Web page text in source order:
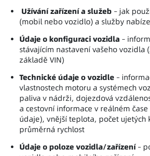
Užívání zařízení a služeb – jak
(mobil nebo vozidlo) a služby
Údaje o konfiguraci vozidla–
stávajícím nastavení vašeho vozidla
základě VIN)
Technické údaje o vozidle –
vlastnostech motoru a systémech
paliva v nádrži, dojezdová
a cestovní informace v reálném
údaje), vnější teplota, počet ujetých
průměrná rychlost
Údaje o poloze vozidla/zařízení –